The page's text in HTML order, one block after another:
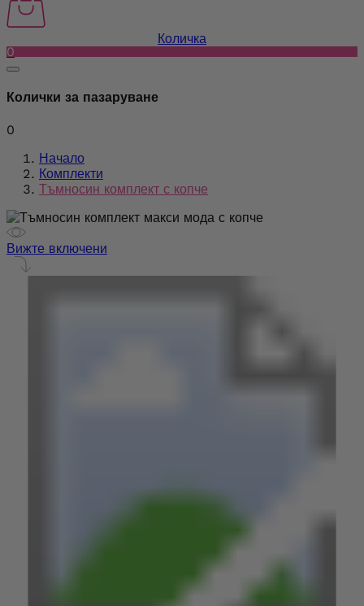
Количка
0
Колички за пазаруване
0
Начало
Комплекти
Тъмносин комплект с копче
Вижте включени